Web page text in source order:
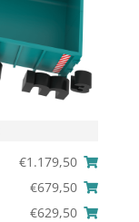
€1.179,50
€679,50
€629,50